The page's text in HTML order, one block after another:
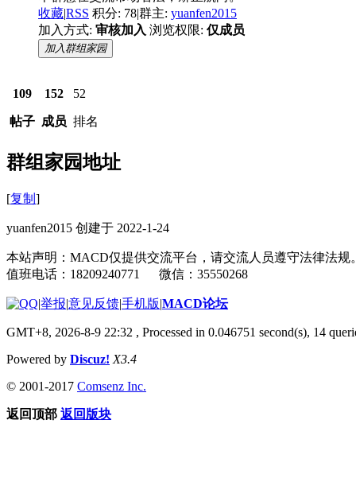
收藏|RSS 积分: 78|群主: yuanfen2015
加入方式: 审核加入 浏览权限: 仅成员
加入群组家园
109
帖子
152
成员
52
排名
群组家园地址
[复制 ]
yuanfen2015 创建于 2022-1-24
本站声明：MACD仅提供交流平台，请交流人员遵守法律法规
值班电话：18209240771 微信：35550268
|举报|意见反馈|手机版|MACD论坛
GMT+8, 2026-8-9 22:32 , Processed in 0.046751 second(s), 14
Powered by Discuz! X3.4
© 2001-2017 Comsenz Inc.
返回顶部 返回版块